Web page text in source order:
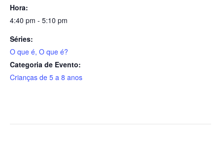
Hora:
4:40 pm - 5:10 pm
Séries:
O que é, O que é?
Categoria de Evento:
Crianças de 5 a 8 anos